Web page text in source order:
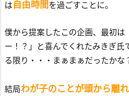
は自由時間を過ごすことに。
僕から提案したこの企画、最初は
ー！？」と喜んでくれたみきぎ
る限り・・・まぁまぁだったかな
結局わが子のことが頭から離